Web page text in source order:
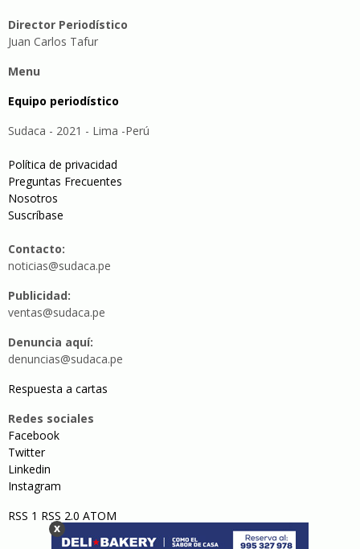
Director Periodístico
Juan Carlos Tafur
Menu
Equipo periodístico
Sudaca - 2021 - Lima -Perú
Política de privacidad
Preguntas Frecuentes
Nosotros
Suscríbase
Contacto:
noticias@sudaca.pe
Publicidad:
ventas@sudaca.pe
Denuncia aquí:
denuncias@sudaca.pe
Respuesta a cartas
Redes sociales
Facebook
Twitter
Linkedin
Instagram
RSS 1 RSS 2.0 ATOM
x